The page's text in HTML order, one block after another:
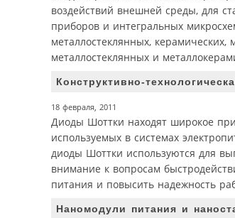
воздействий внешней среды, для
приборов и интегральных
металлостеклянных,
металлостеклянных и
Конструктивно-
18 февраля, 2011
Диоды Шоттки находят широкое
используемых в системах
диоды Шоттки используются для
внимание к вопросам
питания и повысить надежность
Наномодули питания и